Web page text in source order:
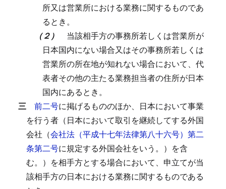
所又は営業所における業務に関するものであ
るとき。
（２） 当該相手方の事務所若しくは営業所が
日本国内にない場合又はその事務所若しくは
営業所の所在地が知れない場合において、代
表者その他の主たる業務担当者の住所が日本
国内にあるとき。
三 前二号に掲げるもののほか、日本において事業
を行う者（日本において取引を継続してする外国
会社（会社法（平成十七年法律第八十六号）第二
条第二号に規定する外国会社をいう。）を含
む。）を相手方とする場合において、申立てが当
該相手方の日本における業務に関するものである